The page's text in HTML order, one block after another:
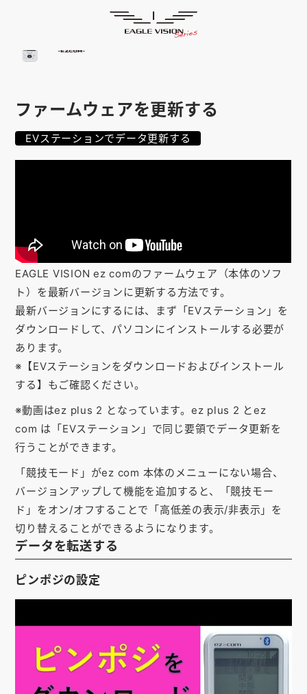
ゴルフナビ
ピンポジ君PIN POSITION
対応コースCOURSE
サポート
購入する
会社概要
お問い合わせ
ゴルフ場の方へ
公式オンラインショップ
使用方法
ファームウェアを更新する
EVステーションでデータ更新する
EAGLE VISION ez comのファームウェア（本体のソフ
ト）を最新バージョンに更新する方法です。
最新バージョンにするには、まず「EVステーション」を
ダウンロードして、パソコンにインストールする必要が
あります。
※【EVステーションをダウンロードおよびインストール
する】もご確認ください。
※動画はez plus 2 となっています。ez plus 2 とez
com は「EVステーション」で同じ要領でデータ更新を
行うことができます。
「競技モード」がez com 本体のメニューにない場合、
バージョンアップして機能を追加すると、「競技モー
ド」をオン/オフすることで「高低差の表示/非表示」を
切り替えることができるようになります。
データを転送する
ピンポジの設定